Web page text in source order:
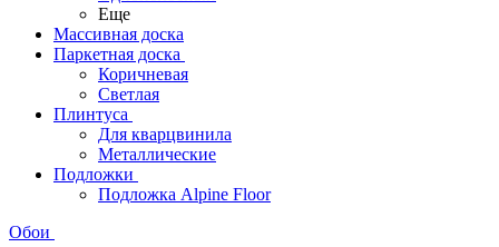
Еще
Массивная доска
Паркетная доска
Коричневая
Светлая
Плинтуса
Для кварцвинила
Металлические
Подложки
Подложка Alpine Floor
Обои